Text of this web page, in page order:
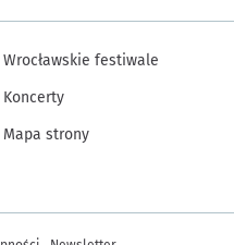
Wrocławskie festiwale
Koncerty
Mapa strony